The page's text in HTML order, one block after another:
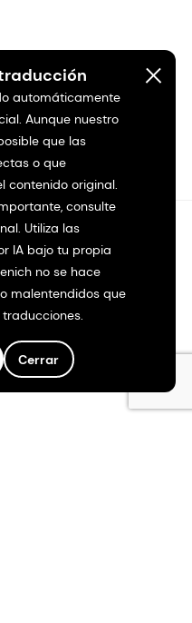
automáticamente
Aunque nuestro
que las
o que
contenido original.
consulte
Utiliza las
IA bajo tu propia
no se hace
malentendidos que
Cerrar
derechos reservados.